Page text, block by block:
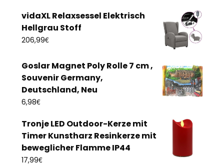
vidaXL Relaxsessel Elektrisch
Hellgrau Stoff
206,99€
Goslar Magnet Poly Rolle 7 cm ,
Souvenir Germany,
Deutschland, Neu
6,98€
Tronje LED Outdoor-Kerze mit
Timer Kunstharz Resinkerze mit
beweglicher Flamme IP44
17,99€